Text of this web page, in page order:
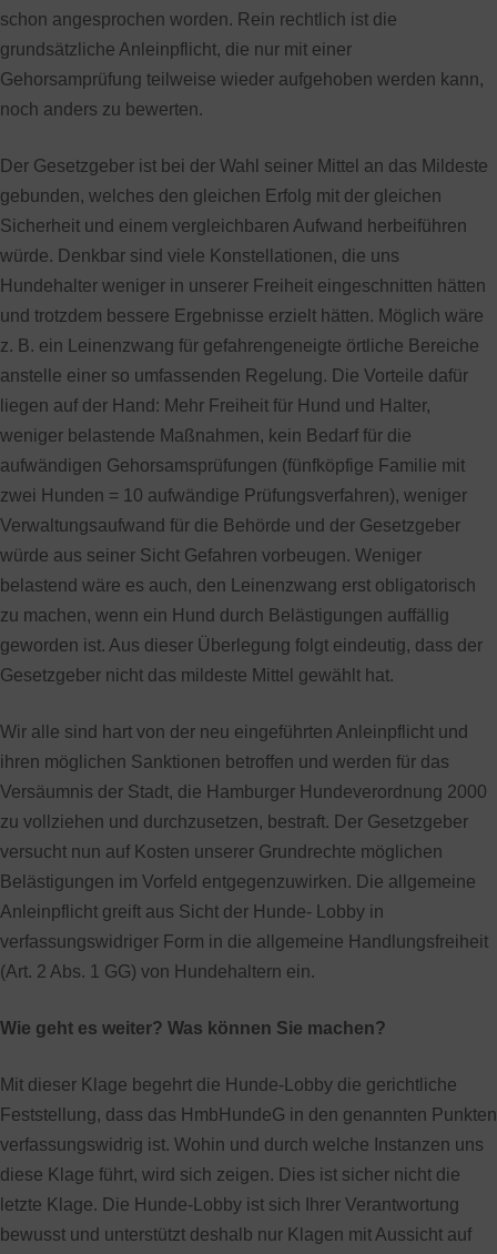
schon angesprochen worden. Rein rechtlich ist die
grundsätzliche Anleinpflicht, die nur mit einer
Gehorsamprüfung teilweise wieder aufgehoben werden kann,
noch anders zu bewerten.
Der Gesetzgeber ist bei der Wahl seiner Mittel an das Mildeste
gebunden, welches den gleichen Erfolg mit der gleichen
Sicherheit und einem vergleichbaren Aufwand herbeiführen
würde. Denkbar sind viele Konstellationen, die uns
Hundehalter weniger in unserer Freiheit eingeschnitten hätten
und trotzdem bessere Ergebnisse erzielt hätten. Möglich wäre
z. B. ein Leinenzwang für gefahrengeneigte örtliche Bereiche
anstelle einer so umfassenden Regelung. Die Vorteile dafür
liegen auf der Hand: Mehr Freiheit für Hund und Halter,
weniger belastende Maßnahmen, kein Bedarf für die
aufwändigen Gehorsamsprüfungen (fünfköpfige Familie mit
zwei Hunden = 10 aufwändige Prüfungsverfahren), weniger
Verwaltungsaufwand für die Behörde und der Gesetzgeber
würde aus seiner Sicht Gefahren vorbeugen. Weniger
belastend wäre es auch, den Leinenzwang erst obligatorisch
zu machen, wenn ein Hund durch Belästigungen auffällig
geworden ist. Aus dieser Überlegung folgt eindeutig, dass der
Gesetzgeber nicht das mildeste Mittel gewählt hat.
Wir alle sind hart von der neu eingeführten Anleinpflicht und
ihren möglichen Sanktionen betroffen und werden für das
Versäumnis der Stadt, die Hamburger Hundeverordnung 2000
zu vollziehen und durchzusetzen, bestraft. Der Gesetzgeber
versucht nun auf Kosten unserer Grundrechte möglichen
Belästigungen im Vorfeld entgegenzuwirken. Die allgemeine
Anleinpflicht greift aus Sicht der Hunde- Lobby in
verfassungswidriger Form in die allgemeine Handlungsfreiheit
(Art. 2 Abs. 1 GG) von Hundehaltern ein.
Wie geht es weiter? Was können Sie machen?
Mit dieser Klage begehrt die Hunde-Lobby die gerichtliche
Feststellung, dass das HmbHundeG in den genannten Punkten
verfassungswidrig ist. Wohin und durch welche Instanzen uns
diese Klage führt, wird sich zeigen. Dies ist sicher nicht die
letzte Klage. Die Hunde-Lobby ist sich Ihrer Verantwortung
bewusst und unterstützt deshalb nur Klagen mit Aussicht auf